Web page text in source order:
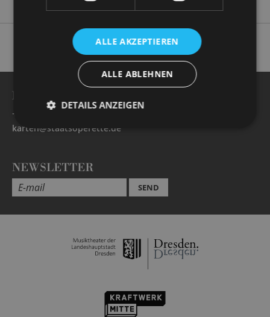
BESUCHERSERVICE
+49 351 32042 222
karten@staatsoperette.de
NEWSLETTER
SEND
ALLE AKZEPTIEREN
ALLE ABLEHNEN
DETAILS ANZEIGEN